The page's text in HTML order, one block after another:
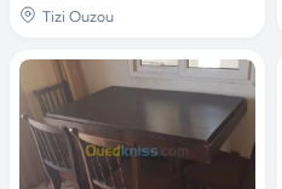
Tizi Ouzou